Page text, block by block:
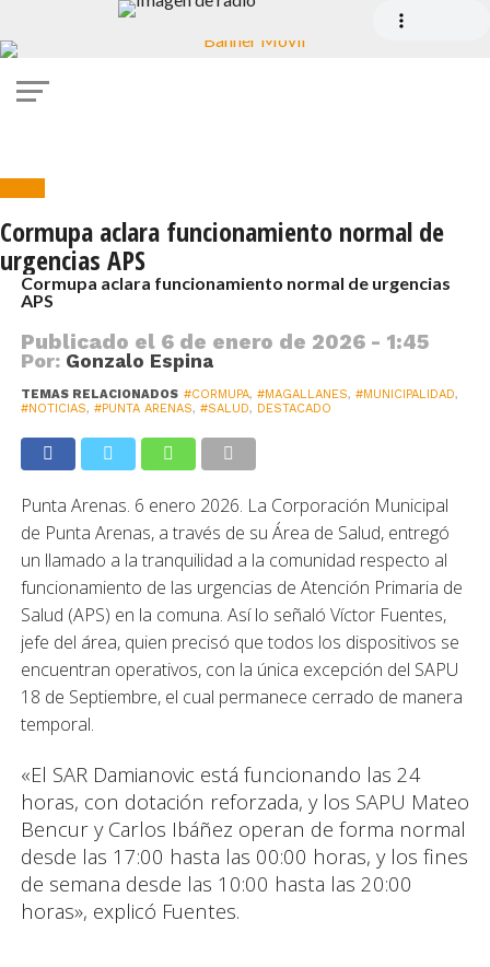
Salud
Cormupa aclara funcionamiento normal de
urgencias APS
Cormupa aclara funcionamiento normal de urgencias
APS
Publicado el 6 de enero de 2026 - 1:45
Por: Gonzalo Espina
TEMAS RELACIONADOS #CORMUPA, #MAGALLANES, #MUNICIPALIDAD,
#NOTICIAS, #PUNTA ARENAS, #SALUD, DESTACADO
Punta Arenas. 6 enero 2026. La Corporación Municipal
de Punta Arenas, a través de su Área de Salud, entregó
un llamado a la tranquilidad a la comunidad respecto al
funcionamiento de las urgencias de Atención Primaria de
Salud (APS) en la comuna. Así lo señaló Víctor Fuentes,
jefe del área, quien precisó que todos los dispositivos se
encuentran operativos, con la única excepción del SAPU
18 de Septiembre, el cual permanece cerrado de manera
temporal.
«El SAR Damianovic está funcionando las 24
horas, con dotación reforzada, y los SAPU Mateo
Bencur y Carlos Ibáñez operan de forma normal
desde las 17:00 hasta las 00:00 horas, y los fines
de semana desde las 10:00 hasta las 20:00
horas», explicó Fuentes.